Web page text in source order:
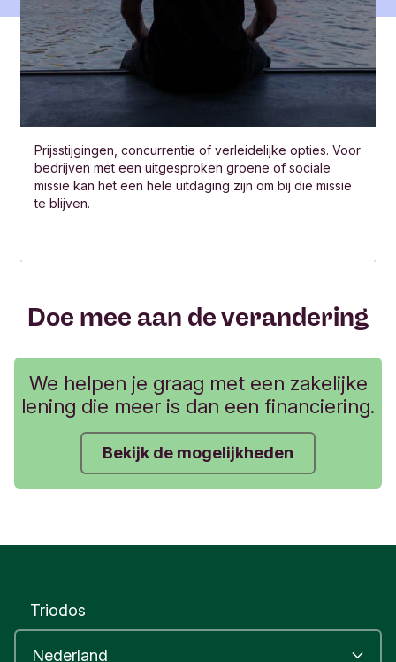
Prijsstijgingen, concurrentie of verleidelijke opties. Voor
bedrijven met een uitgesproken groene of sociale
missie kan het een hele uitdaging zijn om bij die missie
te blijven.
Doe mee aan de verandering
We helpen je graag met een zakelijke
lening die meer is dan een financiering.
Bekijk de mogelijkheden
Triodos